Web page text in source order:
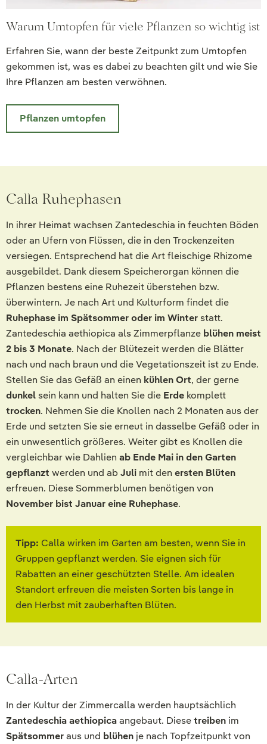
Warum Umtopfen für viele Pflanzen so wichtig ist
Erfahren Sie, wann der beste Zeitpunkt zum Umtopfen
gekommen ist, was es dabei zu beachten gilt und wie Sie
Ihre Pflanzen am besten verwöhnen.
Pflanzen umtopfen
Calla Ruhephasen
In ihrer Heimat wachsen Zantedeschia in feuchten Böden
oder an Ufern von Flüssen, die in den Trockenzeiten
versiegen. Entsprechend hat die Art fleischige Rhizome
ausgebildet. Dank diesem Speicherorgan können die
Pflanzen bestens eine Ruhezeit überstehen bzw.
überwintern. Je nach Art und Kulturform findet die
Ruhephase im Spätsommer oder im Winterstatt.
Zantedeschia aethiopica als Zimmerpflanze blühen meist
2 bis 3 Monate. Nach der Blütezeit werden die Blätter
nach und nach braun und die Vegetationszeit ist zu Ende.
Stellen Sie das Gefäß an einen kühlen Ort, der gerne
dunkelsein kann und halten Sie die Erde komplett
trocken. Nehmen Sie die Knollen nach 2 Monaten aus der
Erde und setzten Sie sie erneut in dasselbe Gefäß oder in
ein unwesentlich größeres. Weiter gibt es Knollen die
vergleichbar wie Dahlien ab Ende Mai in den Garten
gepflanzt werden und ab Juli mit den ersten Blüten
erfreuen. Diese Sommerblumen benötigen von
November bist Januar eine Ruhephase.
Tipp: Calla wirken im Garten am besten, wenn Sie in
Gruppen gepflanzt werden. Sie eignen sich für
Rabatten an einer geschützten Stelle. Am idealen
Standort erfreuen die meisten Sorten bis lange in
den Herbst mit zauberhaften Blüten.
Calla-Arten
In der Kultur der Zimmercalla werden hauptsächlich
Zantedeschia aethiopicaangebaut. Diesetreiben im
Spätsommeraus und blühen je nach Topfzeitpunkt von